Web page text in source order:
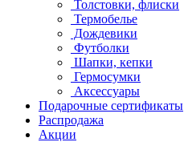
Толстовки, флиски
Термобелье
Дождевики
Футболки
Шапки, кепки
Гермосумки
Аксессуары
Подарочные сертификаты
Распродажа
Акции